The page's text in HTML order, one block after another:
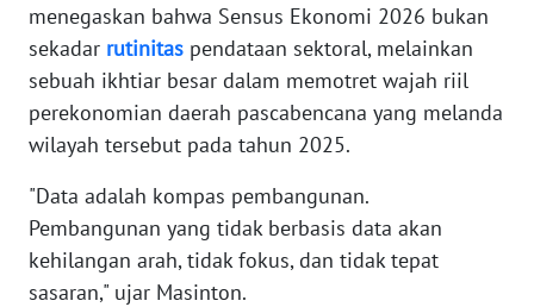
menegaskan bahwa Sensus Ekonomi 2026 bukan
sekadar rutinitas pendataan sektoral, melainkan
sebuah ikhtiar besar dalam memotret wajah riil
perekonomian daerah pascabencana yang melanda
wilayah tersebut pada tahun 2025.
"Data adalah kompas pembangunan.
Pembangunan yang tidak berbasis data akan
kehilangan arah, tidak fokus, dan tidak tepat
sasaran," ujar Masinton.
WN
PAPUA
BARAT
WN
RIAU
WN
SERAMBI